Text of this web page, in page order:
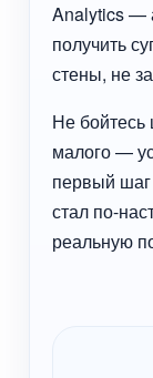
Analytics —
получить
стены, не
Не
малого —
первый
стал по-
реальную